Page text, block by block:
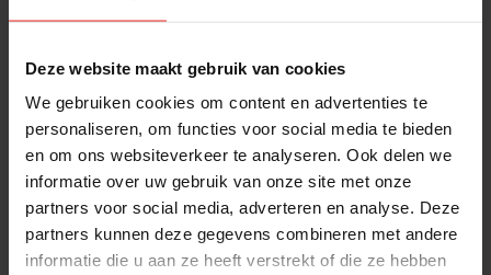
Deze website maakt gebruik van cookies
We gebruiken cookies om content en advertenties te
personaliseren, om functies voor social media te bieden
en om ons websiteverkeer te analyseren. Ook delen we
informatie over uw gebruik van onze site met onze
partners voor social media, adverteren en analyse. Deze
partners kunnen deze gegevens combineren met andere
informatie die u aan ze heeft verstrekt of die ze hebben
Actuele vacatures
Pers en media
Jaarverslag 2025
Contact
Klachtenprocedure
Privacyverklaring
Opzeggen
Volg ons
Aanmeldennieuwsbrief